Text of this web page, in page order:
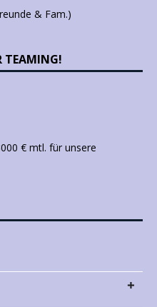
& Fam.)
TEAMING!
€ mtl. für unsere